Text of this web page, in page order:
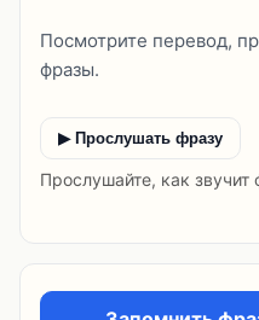
Посмотрите перевод,
фразы.
▶ Прослушать фразу
Прослушайте, как звучит